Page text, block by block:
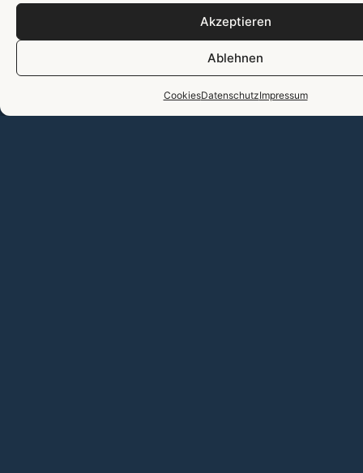
Akzeptieren
Ablehnen
CookiesDatenschutzImpressum